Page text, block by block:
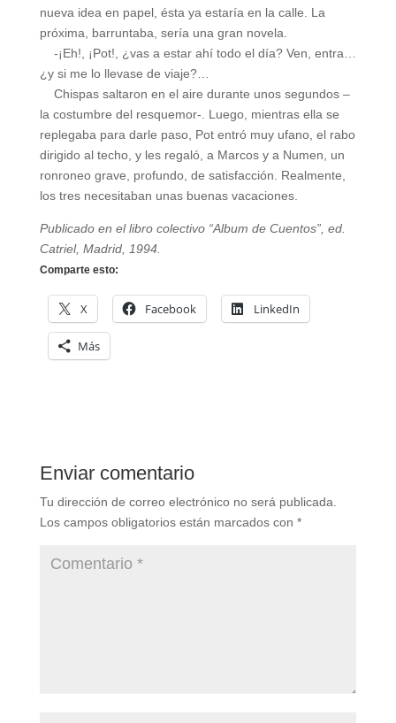
nueva idea en papel, ésta ya estaría en la calle. La
próxima, barruntaba, sería una gran novela.
-¡Eh!, ¡Pot!, ¿vas a estar ahí todo el día? Ven, entra…
¿y si me lo llevase de viaje?…
Chispas saltaron en el aire durante unos segundos –
la costumbre del resquemor-. Luego, mientras ella se
replegaba para darle paso, Pot entró muy ufano, el rabo
dirigido al techo, y les regaló, a Marcos y a Numen, un
ronroneo grave, profundo, de satisfacción. Realmente,
los tres necesitaban unas buenas vacaciones.
Publicado en el libro colectivo “Album de Cuentos”, ed.
Catriel, Madrid, 1994.
Comparte esto:
X Facebook LinkedIn
Más
Enviar comentario
Tu dirección de correo electrónico no será publicada.
Los campos obligatorios están marcados con *